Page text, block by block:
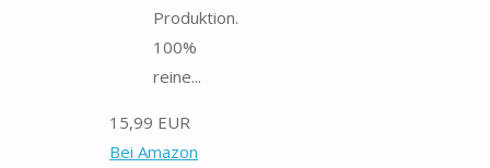
Produktion.
100%
reine...
15,99 EUR
Bei Amazon